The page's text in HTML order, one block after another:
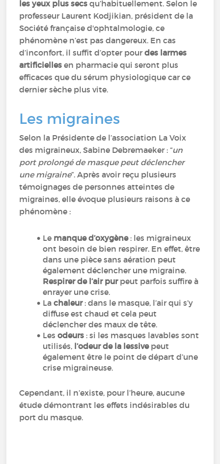
les yeux plus secsqu’habituellement. Selon le
professeur Laurent Kodjikian, président de la
Société française d'ophtalmologie, ce
phénomène n’est pas dangereux. En cas
d’inconfort, il suffit d’opter pourdes larmes
artificielles en pharmacie qui seront plus
efficaces que du sérum physiologique car ce
dernier sèche plus vite.
Les migraines
Selon la Présidente de l’association La Voix
des migraineux, Sabine Debremaeker : “un
port prolongé de masque peut déclencher
une migraine”. Après avoir reçu plusieurs
témoignages de personnes atteintes de
migraines, elle évoque plusieurs raisons à ce
phénomène :
Le manque d’oxygène: les migraineux
ont besoin de bien respirer. En effet, être
dans une pièce sans aération peut
également déclencher une migraine.
Respirer de l’air pur peut parfois suffire à
enrayer une crise.
Lachaleur : dans le masque, l’air qui s’y
diffuse est chaud et cela peut
déclencher des maux de tête.
Lesodeurs : si les masques lavables sont
utilisés, l’odeur de la lessivepeut
également être le point de départ d’une
crise migraineuse.
Cependant, il n’existe, pour l’heure, aucune
étude démontrant les effets indésirables du
port du masque.